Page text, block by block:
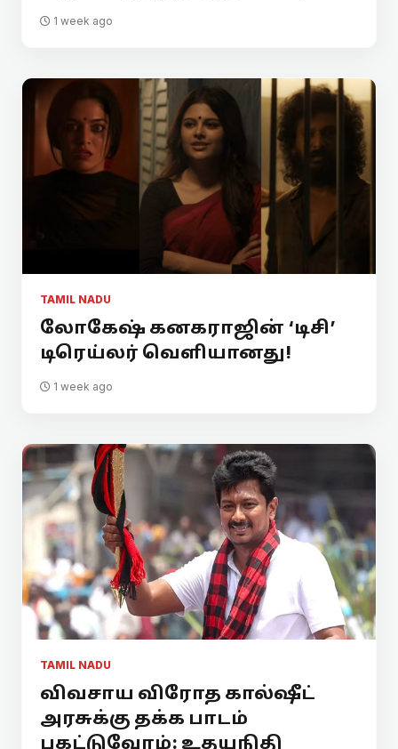
1 week ago
TAMIL NADU
லோகேஷ் கனகராஜின் ‘டிசி’
டிரெய்லர் வெளியானது!
1 week ago
TAMIL NADU
விவசாய விரோத கால்ஷீட்
அரசுக்கு தக்க பாடம்
புகட்டுவோம்: உதயநிதி